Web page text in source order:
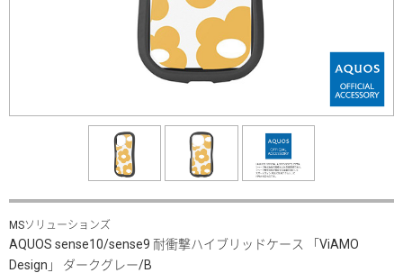
MSソリューションズ
AQUOS sense10/sense9 耐衝撃ハイブリッドケース 「ViAMO
Design」 ダークグレー/B